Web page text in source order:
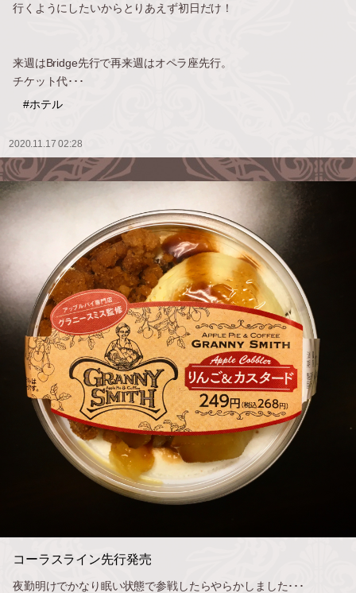
行くようにしたいからとりあえず初日だけ！
来週はBridge先行で再来週はオペラ座先行。
チケット代･･･
#ホテル
2020.11.17 02:28
コーラスライン先行発売
夜勤明けでかなり眠い状態で参戦したらやらかしました･･･